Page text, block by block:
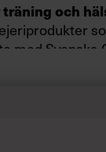
träning och
med Svenska